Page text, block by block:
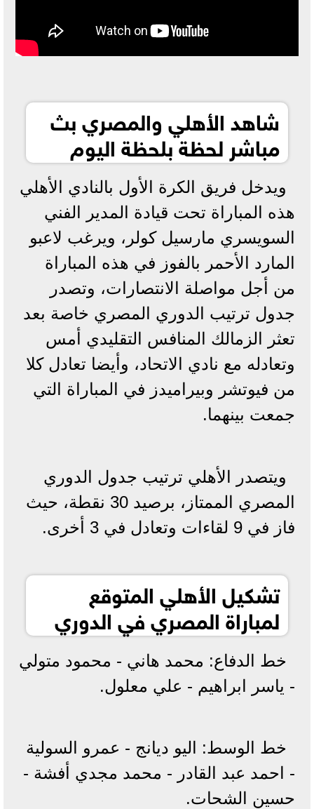
شاهد الأهلي والمصري بث
مباشر لحظة بلحظة اليوم
ويدخل فريق الكرة الأول بالنادي الأهلي
هذه المباراة تحت قيادة المدير الفني
السويسري مارسيل كولر، ويرغب لاعبو
المارد الأحمر بالفوز في هذه المباراة
من أجل مواصلة الانتصارات، وتصدر
جدول ترتيب الدوري المصري خاصة بعد
تعثر الزمالك المنافس التقليدي أمس
وتعادله مع نادي الاتحاد، وأيضا تعادل كلا
من فيوتشر وبيراميدز في المباراة التي
جمعت بينهما.
ويتصدر الأهلي ترتيب جدول الدوري
المصري الممتاز، برصيد 30 نقطة، حيث
فاز في 9 لقاءات وتعادل في 3 أخرى.
تشكيل الأهلي المتوقع
لمباراة المصري في الدوري
خط الدفاع: محمد هاني - محمود متولي
- ياسر ابراهيم - علي معلول.
خط الوسط: اليو ديانج - عمرو السولية
- احمد عبد القادر - محمد مجدي أفشة -
حسين الشحات.